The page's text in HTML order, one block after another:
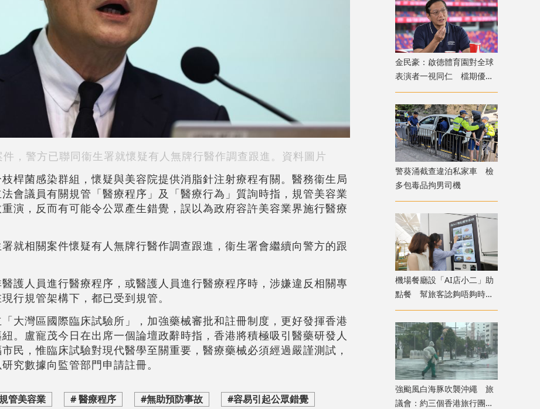
，警方已聯同衞生署就懷疑有人無牌行醫作調查跟進。資料圖片
桿菌感染群組，懷疑與美容院提供消脂針注射療程有關。醫務衞生局
會議員有關規管「醫療程序」及「醫療行為」質詢時指，規管美容業
演，反而有可能令公眾產生錯覺，誤以為政府容許美容業界施行醫療
就相關案件懷疑有人無牌行醫作調查跟進，衞生署會繼續向警方的跟
護人員進行醫療程序，或醫護人員進行醫療程序時，涉嫌違反相關專
行規管架構下，都已受到規管。
大灣區國際臨床試驗所」，加強藥械審批和註冊制度，更好發揮香港
。盧寵茂今日在出席一個論壇政辭時指，香港將積極吸引醫藥研發人
民，惟臨床試驗對現代醫學至關重要，醫療藥械必須經過嚴謹測試，
究數據向監管部門申請註冊。
管美容業 # 醫療程序 #無助預防事故 #容易引起公眾錯覺
金民豪：啟德體育園對全球
表演者一視同仁 檔期優先
給體育活動
警葵涌截查違泊私家車 檢
多包毒品拘男司機
機場餐廳設「AI店小二」助
點餐 幫旅客諗夠唔夠時間
食完先上機
強颱風白海豚吹襲沖繩 旅
議會：約三個香港旅行團在